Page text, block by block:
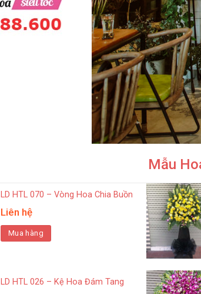
Mẫu
LD HTL 070 – Vòng Hoa Chia Buồn
Liên hệ
Mua hàng
LD HTL 026 – Kệ Hoa Đám Tang